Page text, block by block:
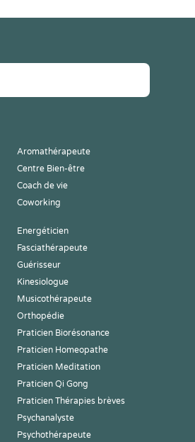
Aromathérapeute
Centre Bien-être
Coach de vie
Coworking
Energéticien
Fasciathérapeute
Guérisseur
Kinesiologue
Musicothérapeute
Orthopédie
Praticien Biorésonance
Praticien Homeopathe
Praticien Meditation
Praticien Qi Gong
Praticien Thérapies brèves
Psychanalyste
Psychothérapeute